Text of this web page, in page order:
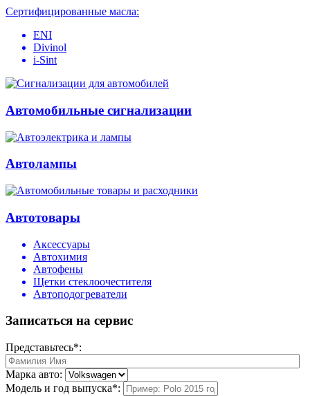
Сертифицированные масла:
ENI
Divinol
i-Sint
Автомобильные сигнализации
Автолампы
Автотовары
Аксессуары
Автохимия
Автофены
Щетки стеклоочестителя
Автоподогреватели
Записаться на сервис
Представьтесь*:
Марка авто:
Модель и год выпуска*: